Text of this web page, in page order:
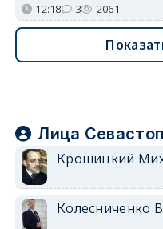
12:18 3 2061
Лица
Крошицкий
Колесниченко